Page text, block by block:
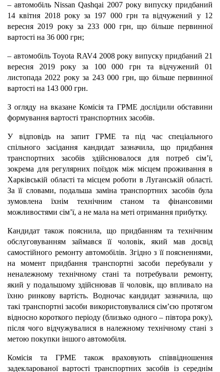
– автомобіль Nissan Qashqai 2007 року випуску придбаний
14 квітня 2018 року за 197 000 грн та відчужений у 12
вересня 2019 року за 233 000 грн, що більше первинної
вартості на 36 000 грн;
– автомобіль Toyota RAV4 2008 року випуску придбаний 21
вересня 2019 року за 100 000 грн та відчужений 01
листопада 2022 року за 243 000 грн, що більше первинної
вартості на 143 000 грн.
З огляду на вказане Комісія та ГРМЕ дослідили обставини
формування вартості транспортних засобів.
У відповідь на запит ГРМЕ та під час спеціального
спільного засідання кандидат зазначила, що придбання
транспортних засобів здійснювалося для потреб сім’ї,
зокрема для регулярних поїздок між місцем проживання в
Харківській області та місцем роботи в Луганській області.
За її словами, подальша заміна транспортних засобів була
зумовлена їхнім технічним станом та фінансовими
можливостями сім’ї, а не мала на меті отримання прибутку.
Кандидат також пояснила, що придбанням та технічним
обслуговуванням займався її чоловік, який мав досвід
самостійного ремонту автомобілів. Згідно з її поясненнями,
на момент придбання транспортні засоби перебували у
неналежному технічному стані та потребували ремонту,
який у подальшому здійснював її чоловік, що впливало на
їхню ринкову вартість. Водночас кандидат зазначила, що
такі транспортні засоби використовувалися сім’єю протягом
відносно короткого періоду (близько одного – півтора року),
після чого відчужувалися в належному технічному стані з
метою покупки іншого автомобіля.
Комісія та ГРМЕ також враховують співвідношення
задекларованої вартості транспортних засобів із середнім